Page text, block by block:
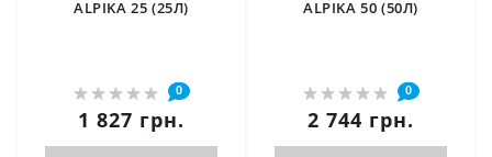
ALPIKA 25 (25Л)
0
1 827 грн.
ALPIKA 50 (50Л)
0
2 744 грн.